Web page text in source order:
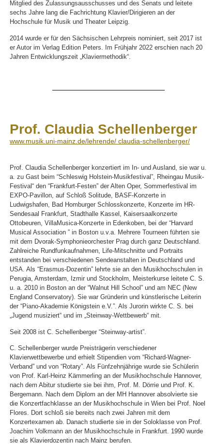
Mitglied des Zulassungsausschusses und des Senats und leitete
sechs Jahre lang die Fachrichtung Klavier/Dirigieren an der
Hochschule für Musik und Theater Leipzig.
2014 wurde er für den Sächsischen Lehrpreis nominiert, seit 2017 ist
er Autor im Verlag Edition Peters. Im Frühjahr 2022 erschien nach 20
Jahren Entwicklungszeit „Klaviermethodik“.
Prof. Claudia Schellenberger
www.musik.uni-mainz.de/lehrende/ claudia-schellenberger/
Prof. Claudia Schellenberger konzertiert im In- und Ausland, sie war u.
a. zu Gast beim “Schleswig Holstein-Musikfestival”, Rheingau Musik-
Festival“ den “Frankfurt-Festen” der Alten Oper, Sommerfestival im
EXPO-Pavillon, auf Schloß Solitude, BASF-Konzerte in
Ludwigshafen, Bad Homburger Schlosskonzerte, Konzerte im HR-
Sendesaal Frankfurt, Stadthalle Kassel, Kaisersaalkonzerte
Ottobeuren, VillaMusica-Konzerte in Edenkoben, bei der “Harvard
Musical Association ” in Boston u.v.a. Mehrere Tourneen führten sie
mit dem Dvorak-Symphonieorchester Prag durch ganz Deutschland.
Zahlreiche Rundfunkaufnahmen, Life-Mitschnitte und Portraits
entstanden bei verschiedenen Sendeanstalten in Deutschland und
USA. Als “Erasmus-Dozentin” lehrte sie an den Musikhochschulen in
Perugia, Amsterdam, Izmir und Stockholm, Meisterkurse leitete C. S.
u. a. 2010 in Boston an der “Walnut Hill School” und am NEC (New
England Conservatory). Sie war Gründerin und künstlerische Leiterin
der “Piano-Akademie Königstein e.V.”. Als Jurorin wirkte C. S. bei
„Jugend musiziert“ und im „Steinway-Wettbewerb“ mit.
Seit 2008 ist C. Schellenberger “Steinway-artist”.
C. Schellenberger wurde Preisträgerin verschiedener
Klavierwettbewerbe und erhielt Stipendien vom “Richard-Wagner-
Verband” und von “Rotary”. Als Fünfzehnjährige wurde sie Schülerin
von Prof. Karl-Heinz Kämmerling an der Musikhochschule Hannover,
nach dem Abitur studierte sie bei ihm, Prof. M. Dörrie und Prof. K.
Bergemann. Nach dem Diplom an der MH Hannover absolvierte sie
die Konzertfachklasse an der Musikhochschule in Wien bei Prof. Noel
Flores. Dort schloß sie bereits nach zwei Jahren mit dem
Konzertexamen ab. Danach studierte sie in der Soloklasse von Prof.
Joachim Volkmann an der Musikhochschule in Frankfurt. 1990 wurde
sie als Klavierdozentin nach Mainz berufen.